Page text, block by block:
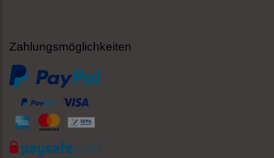
Zahlungsmöglichkeiten